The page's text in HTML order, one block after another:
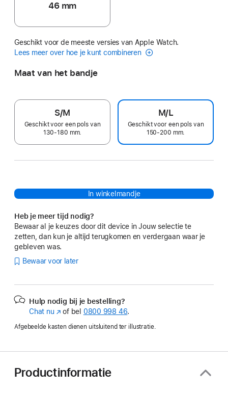
46 mm
Geschikt voor de meeste versies van Apple Watch.
Lees meer over hoe je kunt combineren
Maat van het bandje
S/M
Geschikt voor een pols van
130-180 mm.
M/L
Geschikt voor een pols van
150-200 mm.
In winkelmandje
Heb je meer tijd nodig?
Bewaar al je keuzes door dit device in Jouw selectie te
zetten, dan kun je altijd terugkomen en verdergaan waar je
gebleven was.
Bewaar voor later
Hulp nodig bij je bestelling?
Chat nu (Wordt
nieuw
geopend)
of bel 0800 998 46.
Afgebeelde kasten dienen uitsluitend ter illustratie.
Productinformatie